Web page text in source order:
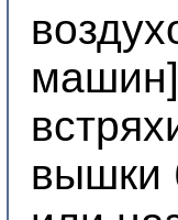
машин]
вышки